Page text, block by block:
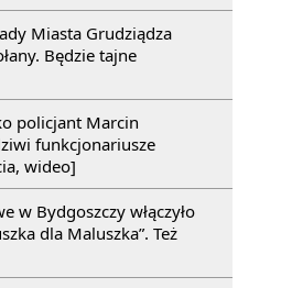
Miasta Grudziądza
Będzie tajne
policjant Marcin
funkcjonariusze
wideo]
w Bydgoszczy włączyło
dla Maluszka”. Też